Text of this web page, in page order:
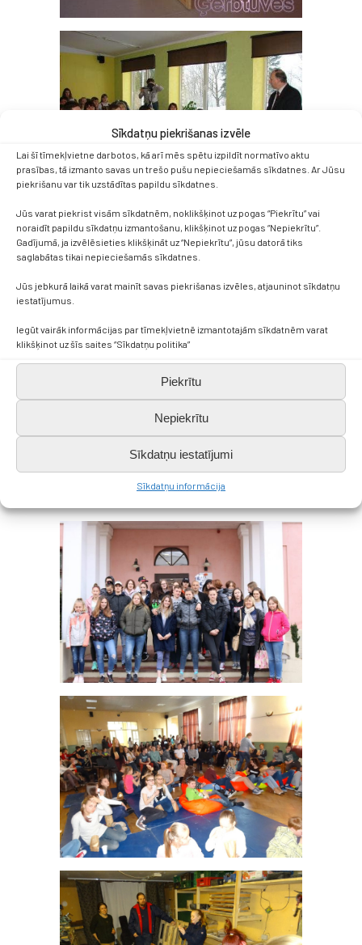
Sīkdatņu piekrišanas izvēle
Lai šī tīmekļvietne darbotos, kā arī mēs spētu izpildīt normatīvo aktu
prasības, tā izmanto savas un trešo pušu nepieciešamās sīkdatnes. Ar Jūsu
piekrišanu var tik uzstādītas papildu sīkdatnes.
Jūs varat piekrist visām sīkdatnēm, noklikšķinot uz pogas “Piekrītu” vai
noraidīt papildu sīkdatņu izmantošanu, klikšķinot uz pogas “Nepiekrītu”.
Gadījumā, ja izvēlēsieties klikšķināt uz “Nepiekrītu”, jūsu datorā tiks
saglabātas tikai nepieciešamās sīkdatnes.
Jūs jebkurā laikā varat mainīt savas piekrišanas izvēles, atjauninot sīkdatņu
iestatījumus.
Iegūt vairāk informācijas par tīmekļvietnē izmantotajām sīkdatnēm varat
klikšķinot uz šīs saites “Sīkdatņu politika”
Piekrītu
Nepiekrītu
Sīkdatņu iestatījumi
Sīkdatņu informācija
Sadarbības partneris –
Tostamā vidusskolas Igaunijā